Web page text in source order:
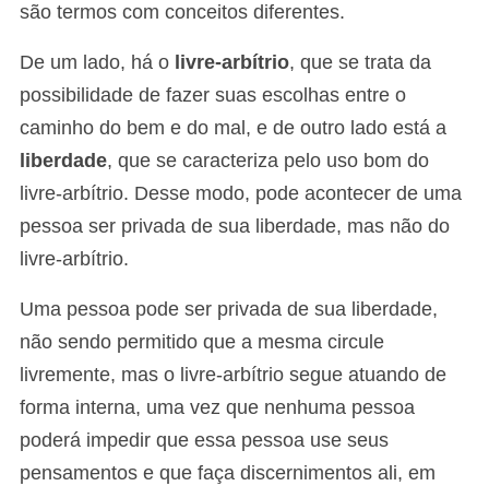
são termos com conceitos diferentes.
De um lado, há o livre-arbítrio, que se trata da
possibilidade de fazer suas escolhas entre o
caminho do bem e do mal, e de outro lado está a
liberdade, que se caracteriza pelo uso bom do
livre-arbítrio. Desse modo, pode acontecer de uma
pessoa ser privada de sua liberdade, mas não do
livre-arbítrio.
Uma pessoa pode ser privada de sua liberdade,
não sendo permitido que a mesma circule
livremente, mas o livre-arbítrio segue atuando de
forma interna, uma vez que nenhuma pessoa
poderá impedir que essa pessoa use seus
pensamentos e que faça discernimentos ali, em